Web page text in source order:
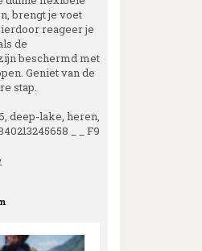
brengt je voet
reageer je
de
beschermd met
Geniet van de
stap.
deep-lake, heren,
_ _ F9